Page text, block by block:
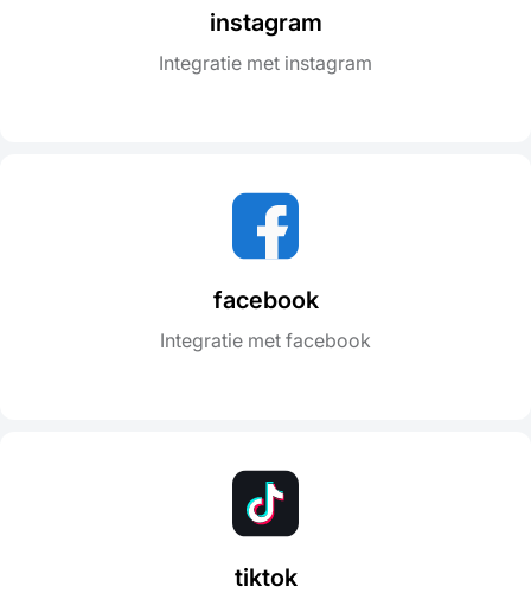
instagram
Integratie met instagram
facebook
Integratie met facebook
tiktok